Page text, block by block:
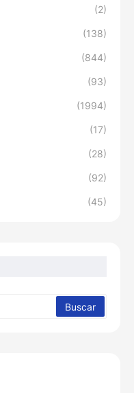
(2)
(138)
(844)
(93)
(1994)
(17)
(28)
(92)
(45)